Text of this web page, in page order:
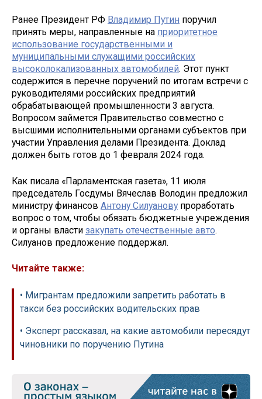
Ранее Президент РФ Владимир Путин поручил
принять меры, направленные на приоритетное
использование государственными и
муниципальными служащими российских
высоколокализованных автомобилей. Этот пункт
содержится в перечне поручений по итогам встречи с
руководителями российских предприятий
обрабатывающей промышленности 3 августа.
Вопросом займется Правительство совместно с
высшими исполнительными органами субъектов при
участии Управления делами Президента. Доклад
должен быть готов до 1 февраля 2024 года.
Как писала «Парламентская газета», 11 июля
председатель Госдумы Вячеслав Володин предложил
министру финансов Антону Силуанову проработать
вопрос о том, чтобы обязать бюджетные учреждения
и органы власти закупать отечественные авто.
Силуанов предложение поддержал.
Читайте также:
• Мигрантам предложили запретить работать в
такси без российских водительских прав
• Эксперт рассказал, на какие автомобили пересядут
чиновники по поручению Путина